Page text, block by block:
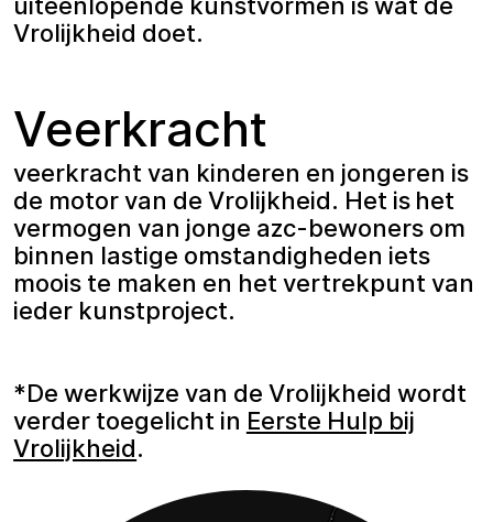
Vrolijkheid doet.
Veerkracht
veerkracht van kinderen en jongeren is
de motor van de Vrolijkheid. Het is het
vermogen van jonge azc-bewoners om
binnen lastige omstandigheden iets
moois te maken en het vertrekpunt van
ieder kunstproject.
*De werkwijze van de Vrolijkheid wordt
verder toegelicht in Eerste Hulp bij
Vrolijkheid.